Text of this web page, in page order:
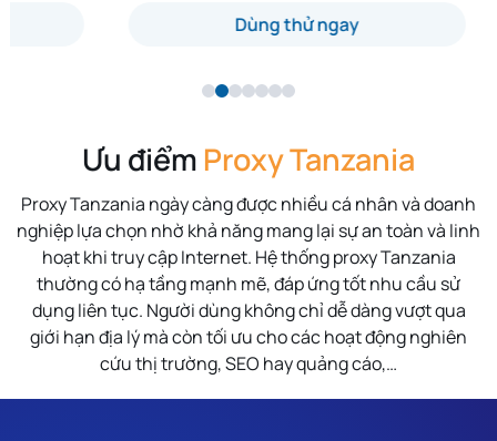
Dùng thử ngay
Ưu điểm Proxy Tanzania
Proxy Tanzania ngày càng được nhiều cá nhân và doanh
nghiệp lựa chọn nhờ khả năng mang lại sự an toàn và linh
hoạt khi truy cập Internet. Hệ thống proxy Tanzania
thường có hạ tầng mạnh mẽ, đáp ứng tốt nhu cầu sử
dụng liên tục. Người dùng không chỉ dễ dàng vượt qua
giới hạn địa lý mà còn tối ưu cho các hoạt động nghiên
cứu thị trường, SEO hay quảng cáo,…